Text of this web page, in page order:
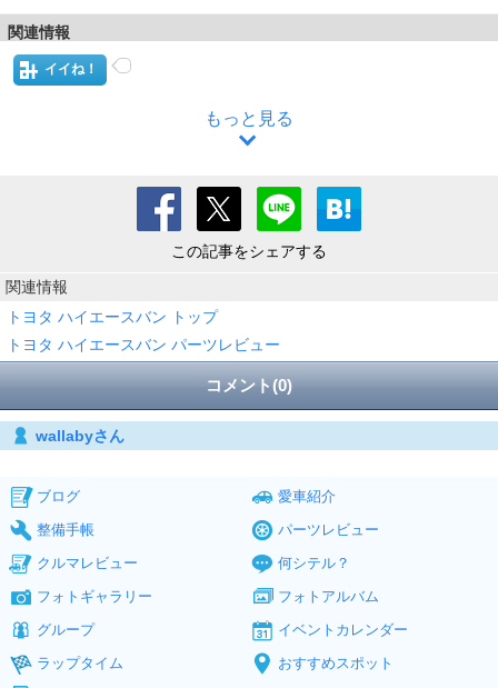
関連情報
イイね！
もっと見る
この記事をシェアする
関連情報
トヨタ ハイエースバン トップ
トヨタ ハイエースバン パーツレビュー
コメント(0)
wallabyさん
ブログ
愛車紹介
整備手帳
パーツレビュー
クルマレビュー
何シテル？
フォトギャラリー
フォトアルバム
グループ
イベントカレンダー
ラップタイム
おすすめスポット